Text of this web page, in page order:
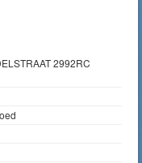
2992RC